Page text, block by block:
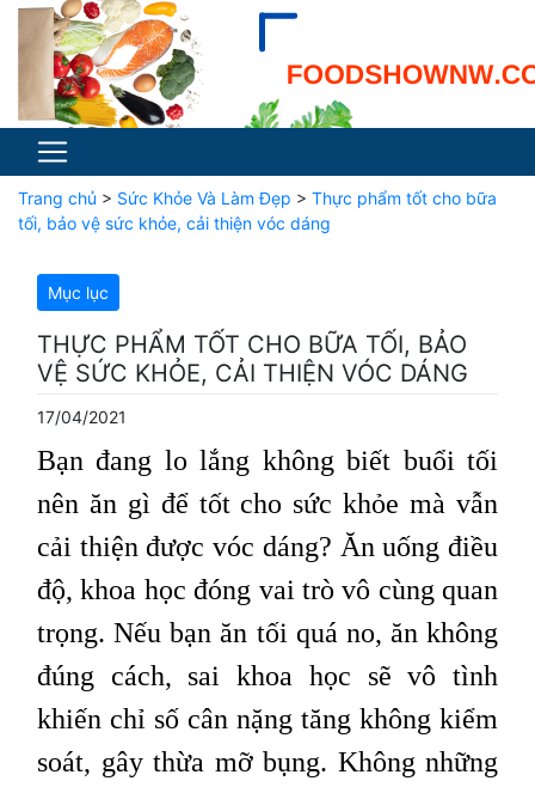
Trang chủ > Sức Khỏe Và Làm Đẹp > Thực phẩm tốt cho bữa
tối, bảo vệ sức khỏe, cải thiện vóc dáng
Mục lục
THỰC PHẨM TỐT CHO BỮA TỐI, BẢO
VỆ SỨC KHỎE, CẢI THIỆN VÓC DÁNG
17/04/2021
Bạn đang lo lắng không biết buổi tối
nên ăn gì để tốt cho sức khỏe mà vẫn
cải thiện được vóc dáng? Ăn uống điều
độ, khoa học đóng vai trò vô cùng quan
trọng. Nếu bạn ăn tối quá no, ăn không
đúng cách, sai khoa học sẽ vô tình
khiến chỉ số cân nặng tăng không kiểm
soát, gây thừa mỡ bụng. Không những